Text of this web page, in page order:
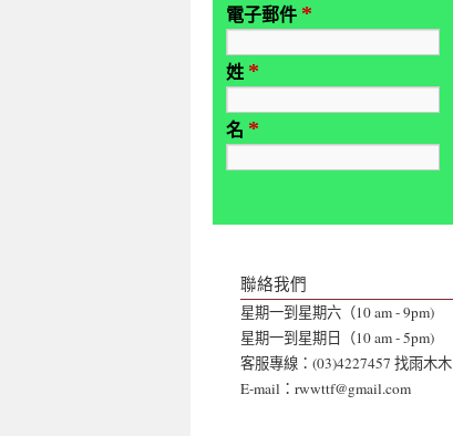
電子郵件 *
姓 *
名 *
聯絡我們
星期一到星期六（10 am - 9pm)
星期一到星期日（10 am - 5pm)
客服專線：(03)4227457 找雨木木
E-mail：rwwttf@gmail.com